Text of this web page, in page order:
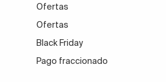
Ofertas
Ofertas
Black Friday
Pago fraccionado